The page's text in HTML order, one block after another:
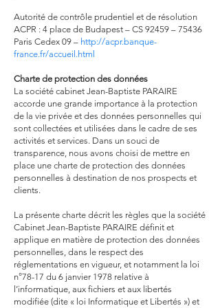
Autorité de contrôle prudentiel et de résolution
ACPR : 4 place de Budapest – CS 92459 – 75436
Paris Cedex 09 – http://acpr.banque-
france.fr/accueil.html
Charte de protection des données
La société cabinet Jean-Baptiste PARAIRE
accorde une grande importance à la protection
de la vie privée et des données personnelles qui
sont collectées et utilisées dans le cadre de ses
activités et services. Dans un souci de
transparence, nous avons choisi de mettre en
place une charte de protection des données
personnelles à destination de nos prospects et
clients.
La présente charte décrit les règles que la société
Cabinet Jean-Baptiste PARAIRE définit et
applique en matière de protection des données
personnelles, dans le respect des
réglementations en vigueur, et notamment la loi
n°78-17 du 6 janvier 1978 relative à
l’informatique, aux fichiers et aux libertés
modifiée (dite « loi Informatique et Libertés ») et